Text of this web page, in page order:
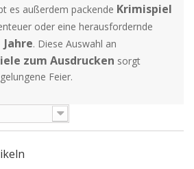
es außerdem packende Krimispiel
oder eine herausfordernde
Jahre. Diese Auswahl an
zum Ausdrucken sorgt
Feier.